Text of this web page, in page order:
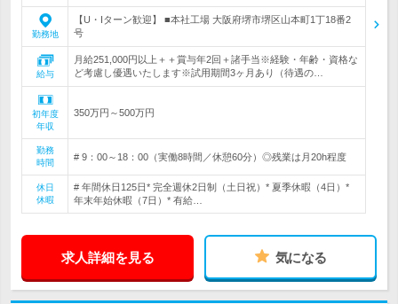
勤務地
【U・Iターン歓迎】 ■本社工場 大阪府堺市堺区山本町1丁18番2
号
給与
月給251,000円以上＋＋賞与年2回＋諸手当※経験・年齢・資格な
ど考慮し優遇いたします※試用期間3ヶ月あり（待遇の…
初年度
年収
350万円～500万円
勤務
時間
# 9：00～18：00（実働8時間／休憩60分）◎残業は月20h程度
休日
休暇
# 年間休日125日* 完全週休2日制（土日祝）* 夏季休暇（4日）*
年末年始休暇（7日）* 有給…
求人詳細を見る 気になる